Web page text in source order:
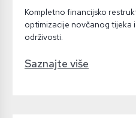
Kompletno financijsko
optimizacije novčanog tijeka
održivosti.
Saznajte više